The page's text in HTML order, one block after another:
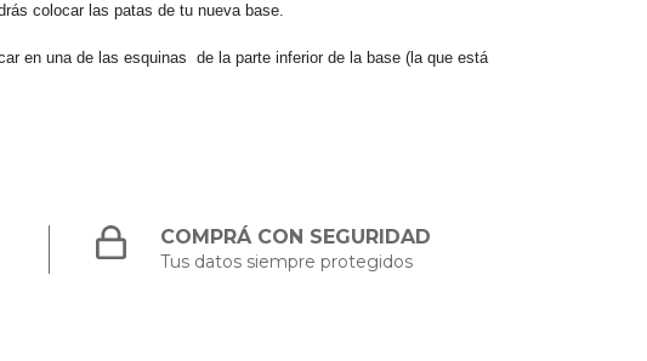
colocar las patas de tu nueva base.
en una de las esquinas de la parte inferior de la base (la que está
COMPRÁ CON SEGURIDAD
Tus datos siempre protegidos